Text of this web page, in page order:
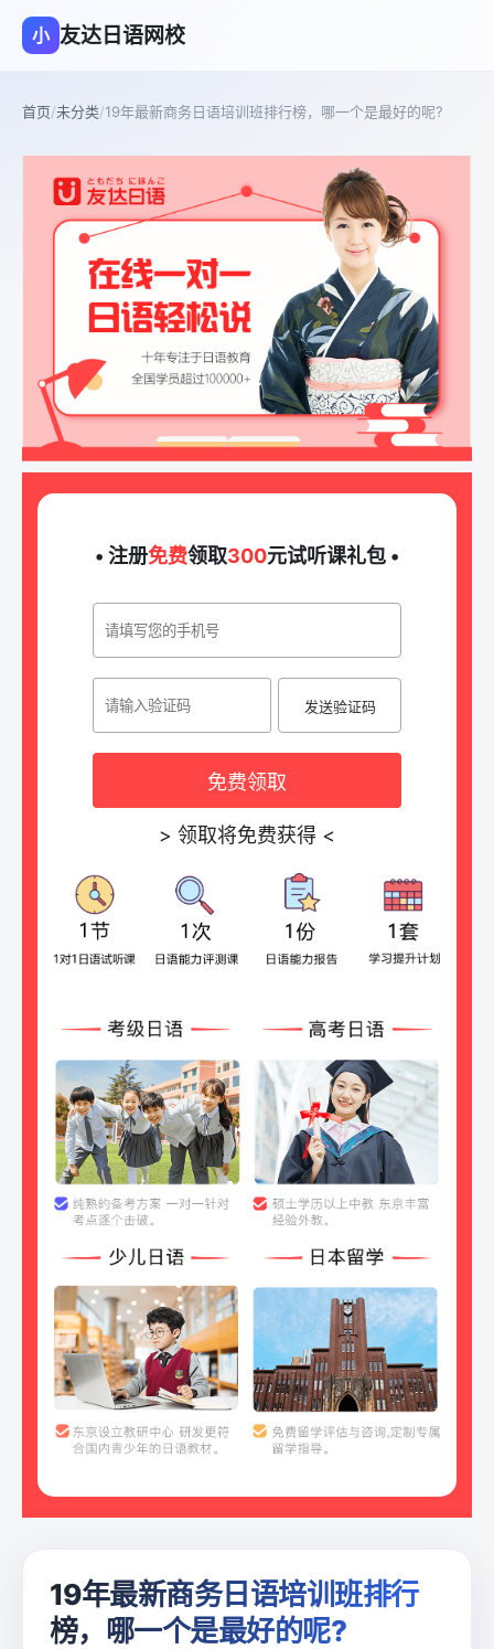
小 友达日语网校
首页/未分类/19年最新商务日语培训班排行榜，哪一个是最好的呢?
• 注册免费领取300元试听课礼包 •
发送验证码
免费领取
> 领取将免费获得 <
19年最新商务日语培训班排行
榜，哪一个是最好的呢?